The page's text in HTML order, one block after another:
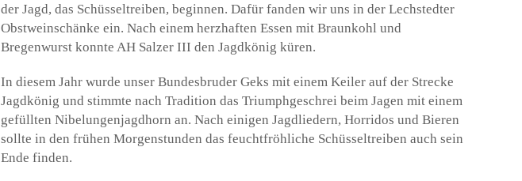
der Jagd, das Schüsseltreiben, beginnen. Dafür fanden wir uns in der Lechstedter
Obstweinschänke ein. Nach einem herzhaften Essen mit Braunkohl und
Bregenwurst konnte AH Salzer III den Jagdkönig küren.
In diesem Jahr wurde unser Bundesbruder Geks mit einem Keiler auf der Strecke
Jagdkönig und stimmte nach Tradition das Triumphgeschrei beim Jagen mit einem
gefüllten Nibelungenjagdhorn an. Nach einigen Jagdliedern, Horridos und Bieren
sollte in den frühen Morgenstunden das feuchtfröhliche Schüsseltreiben auch sein
Ende finden.